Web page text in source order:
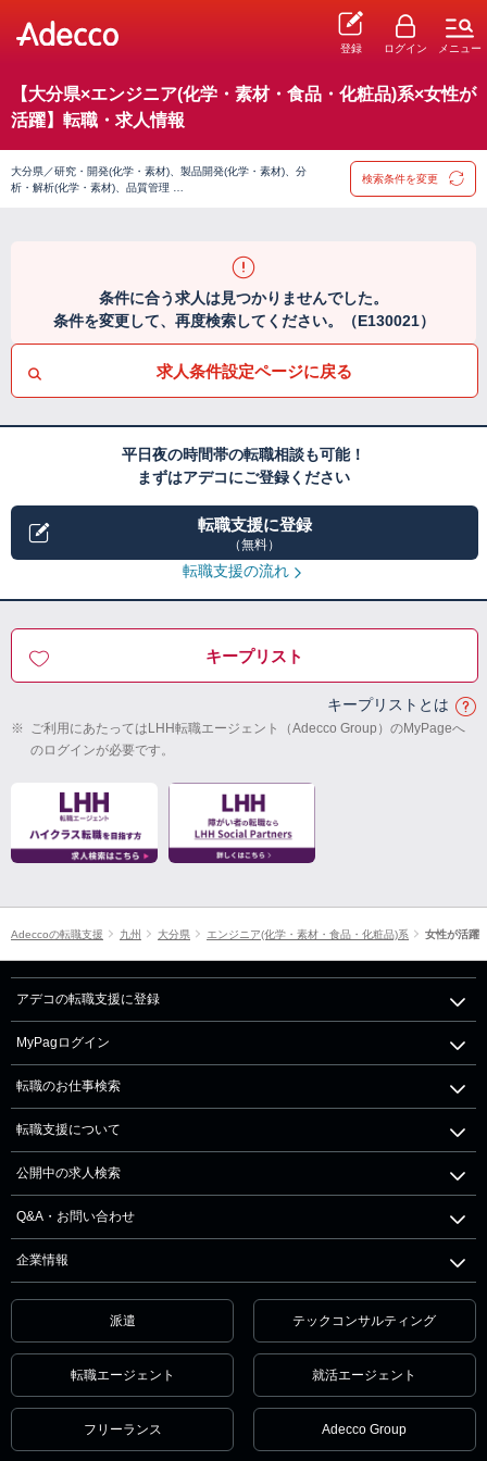
登録 ログイン メニュー
【大分県×エンジニア(化学・素材・食品・化粧品)系×女性が
活躍】転職・求人情報
大分県／研究・開発(化学・素材)、製品開発(化学・素材)、分
析・解析(化学・素材)、品質管理 …
検索条件を変更
条件に合う求人は見つかりませんでした。
条件を変更して、再度検索してください。（E130021）
求人条件設定ページに戻る
平日夜の時間帯の転職相談も可能！
まずはアデコにご登録ください
転職支援に登録
（無料）
転職支援の流れ
キープリスト
キープリストとは
※ ご利用にあたってはLHH転職エージェント（Adecco Group）のMyPageへ
のログインが必要です。
Adeccoの転職支援 九州 大分県 エンジニア(化学・素材・食品・化粧品)系 女性が活躍
アデコの転職支援に登録
MyPagログイン
転職のお仕事検索
転職支援について
公開中の求人検索
Q&A・お問い合わせ
企業情報
派遣 テックコンサルティング
転職エージェント 就活エージェント
フリーランス Adecco Group